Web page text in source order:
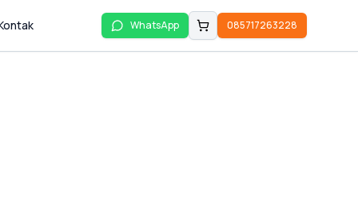
WhatsApp 085717263228